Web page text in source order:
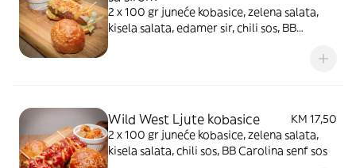
2 x 100 gr juneće kobasice, zelena salata,
kisela salata, edamer sir, chili sos, BB
Wild West Ljute kobasice
KM 17,50
2 x 100 gr juneće kobasice, zelena salata,
kisela salata, chili sos, BB Carolina senf sos